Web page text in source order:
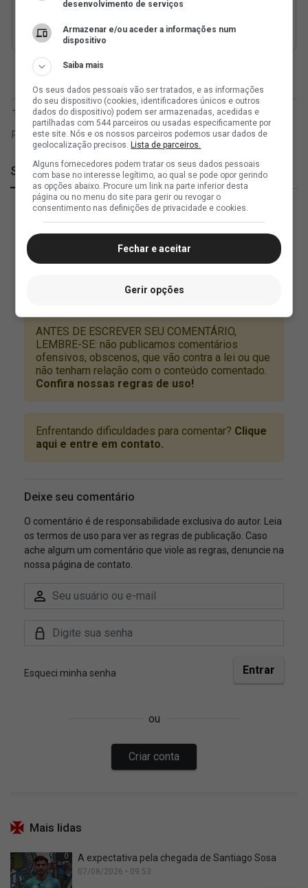
SuperVasco
Mais lidas
0 A expectativa pela chegada de Santiago Sosa
07/08/2026 • 09:53
desenvolvimento de serviços
Armazenar e/ou aceder a informações num
dispositivo
Saiba mais
Os seus dados pessoais vão ser tratados, e as informações
do seu dispositivo (cookies, identificadores únicos e outros
dados do dispositivo) podem ser armazenadas, acedidas e
partilhadas com 544 parceiros ou usadas especificamente por
este site. Nós e os nossos parceiros podemos usar dados de
geolocalização precisos.Lista de parceiros.
Alguns fornecedores podem tratar os seus dados pessoais
com base no interesse legítimo, ao qual se pode opor gerindo
as opções abaixo. Procure um link na parte inferior desta
página ou no menu do site para gerir ou revogar o
consentimento nas definições de privacidade e cookies.
Fechar e aceitar
Gerir opções